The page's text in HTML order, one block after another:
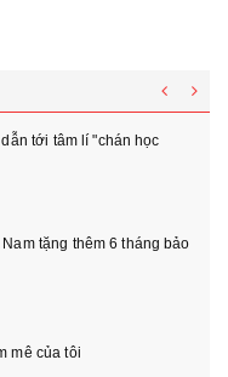
tới tâm lí "chán học
tặng thêm 6 tháng bảo
mê của tôi